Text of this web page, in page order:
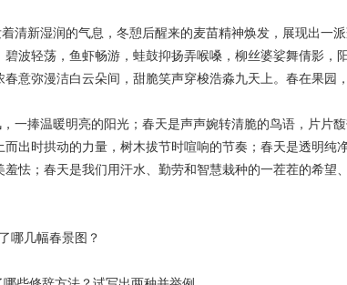
新湿润的气息，冬憩后醒来的麦苗精神焕发，展现出一
波轻荡，鱼虾畅游，蛙鼓抑扬弄喉嗓，柳丝婆娑舞倩影，
意弥漫洁白云朵间，甜脆笑声穿梭浩淼九天上。春在果园
捧温暖明亮的阳光；春天是声声婉转清脆的鸟语，片片
而出时拱动的力量，树木拔节时喧响的节奏；春天是透明
怯；春天是我们用汗水、勤劳和智慧栽种的一茬茬的希望
几幅春景图？